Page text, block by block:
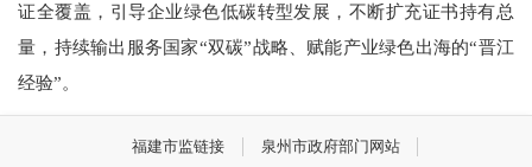
证全覆盖，引导企业绿色低碳转型发展，不断扩充证书持有总
量，持续输出服务国家“双碳”战略、赋能产业绿色出海的“晋江
经验”。
福建市监链接 泉州市政府部门网站